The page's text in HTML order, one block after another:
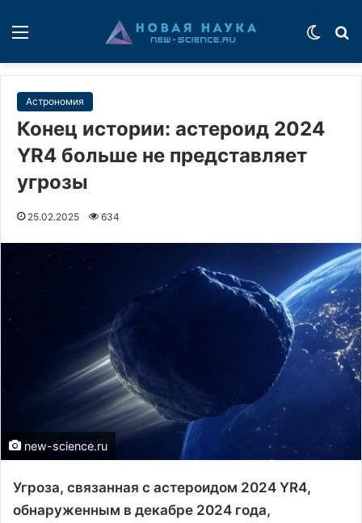
Астрономия
Конец истории: астероид 2024
YR4 больше не представляет
угрозы
25.02.2025 634
new-science.ru
Угроза, связанная с астероидом 2024 YR4,
обнаруженным в декабре 2024 года,